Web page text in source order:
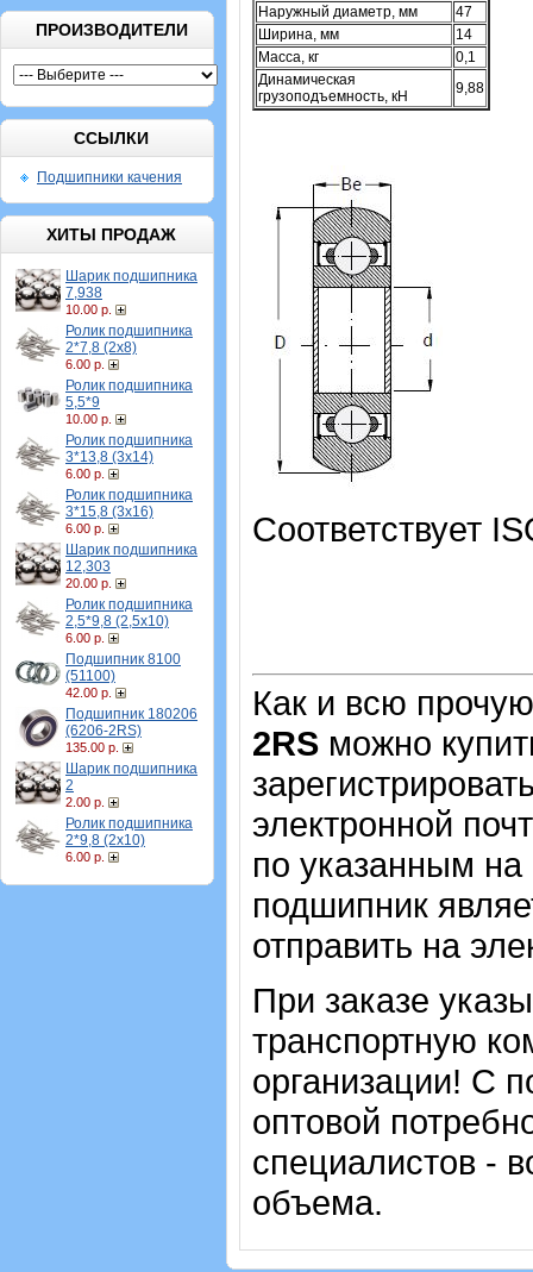
ПРОИЗВОДИТЕЛИ
ССЫЛКИ
Подшипники качения
ХИТЫ ПРОДАЖ
Шарик подшипника
7,938
10.00 р.
Ролик подшипника
2*7,8 (2х8)
6.00 р.
Ролик подшипника
5,5*9
10.00 р.
Ролик подшипника
3*13,8 (3х14)
6.00 р.
Ролик подшипника
3*15,8 (3х16)
6.00 р.
Шарик подшипника
12,303
20.00 р.
Ролик подшипника
2,5*9,8 (2,5х10)
6.00 р.
Подшипник 8100
(51100)
42.00 р.
Подшипник 180206
(6206-2RS)
135.00 р.
Шарик подшипника
2
2.00 р.
Ролик подшипника
2*9,8 (2х10)
6.00 р.
Наружный диаметр, мм
47
Ширина, мм
14
Масса, кг
0,1
Динамическая
грузоподъемность, кН
9,88
Соответствует
Как и всю
2RS можно
электронной
по указанным
подшипник
отправить на
При заказе
транспортную
организации! С
оптовой
специалистов -
объема.